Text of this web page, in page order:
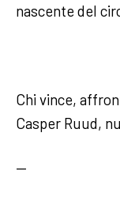
nascente del
Chi vince,
Casper Ruud,
—